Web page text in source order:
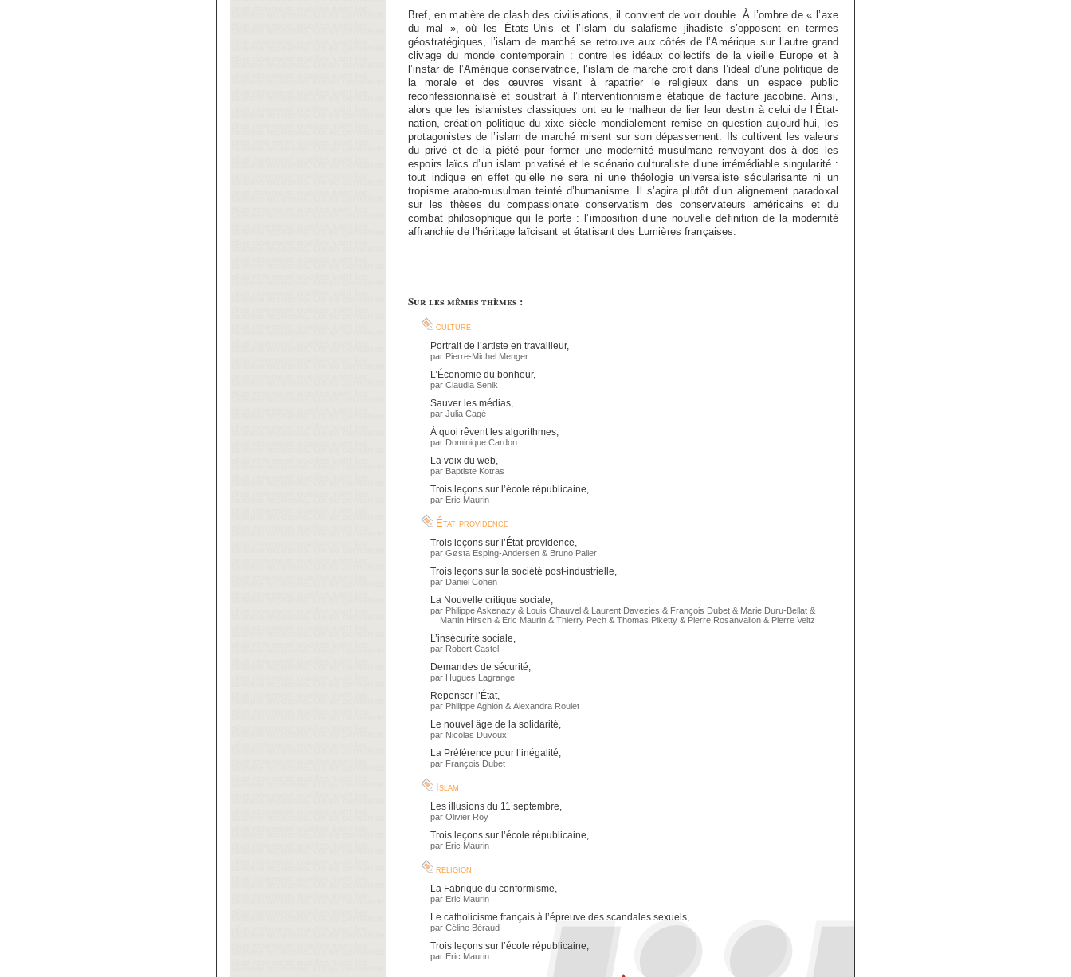
Bref, en matière de clash des civilisations, il convient de voir double. À l’ombre de « l’axe
du mal », où les États-Unis et l’islam du salafisme jihadiste s’opposent en termes
géostratégiques, l’islam de marché se retrouve aux côtés de l’Amérique sur l’autre grand
clivage du monde contemporain : contre les idéaux collectifs de la vieille Europe et à
l’instar de l’Amérique conservatrice, l’islam de marché croit dans l’idéal d’une politique de
la morale et des œuvres visant à rapatrier le religieux dans un espace public
reconfessionnalisé et soustrait à l’interventionnisme étatique de facture jacobine. Ainsi,
alors que les islamistes classiques ont eu le malheur de lier leur destin à celui de l’État-
nation, création politique du xixe siècle mondialement remise en question aujourd’hui, les
protagonistes de l’islam de marché misent sur son dépassement. Ils cultivent les valeurs
du privé et de la piété pour former une modernité musulmane renvoyant dos à dos les
espoirs laïcs d’un islam privatisé et le scénario culturaliste d’une irrémédiable singularité :
tout indique en effet qu’elle ne sera ni une théologie universaliste sécularisante ni un
tropisme arabo-musulman teinté d’humanisme. Il s’agira plutôt d’un alignement paradoxal
sur les thèses du compassionate conservatism des conservateurs américains et du
combat philosophique qui le porte : l’imposition d’une nouvelle définition de la modernité
affranchie de l’héritage laïcisant et étatisant des Lumières françaises.
Sur les mêmes thèmes :
culture
Portrait de l’artiste en travailleur,
par Pierre-Michel Menger
L’Économie du bonheur,
par Claudia Senik
Sauver les médias,
par Julia Cagé
À quoi rêvent les algorithmes,
par Dominique Cardon
La voix du web,
par Baptiste Kotras
Trois leçons sur l’école républicaine,
par Eric Maurin
État-providence
Trois leçons sur l’État-providence,
par Gøsta Esping-Andersen & Bruno Palier
Trois leçons sur la société post-industrielle,
par Daniel Cohen
La Nouvelle critique sociale,
par Philippe Askenazy & Louis Chauvel & Laurent Davezies & François Dubet & Marie Duru-Bellat &
Martin Hirsch & Eric Maurin & Thierry Pech & Thomas Piketty & Pierre Rosanvallon & Pierre Veltz
L’insécurité sociale,
par Robert Castel
Demandes de sécurité,
par Hugues Lagrange
Repenser l’État,
par Philippe Aghion & Alexandra Roulet
Le nouvel âge de la solidarité,
par Nicolas Duvoux
La Préférence pour l’inégalité,
par François Dubet
Islam
Les illusions du 11 septembre,
par Olivier Roy
Trois leçons sur l’école républicaine,
par Eric Maurin
religion
La Fabrique du conformisme,
par Eric Maurin
Le catholicisme français à l’épreuve des scandales sexuels,
par Céline Béraud
Trois leçons sur l’école républicaine,
par Eric Maurin